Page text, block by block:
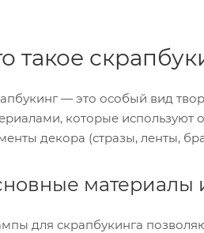
такое
— это особый вид
которые используют
декора (стразы, ленты,
материалы
для скрапбукинга